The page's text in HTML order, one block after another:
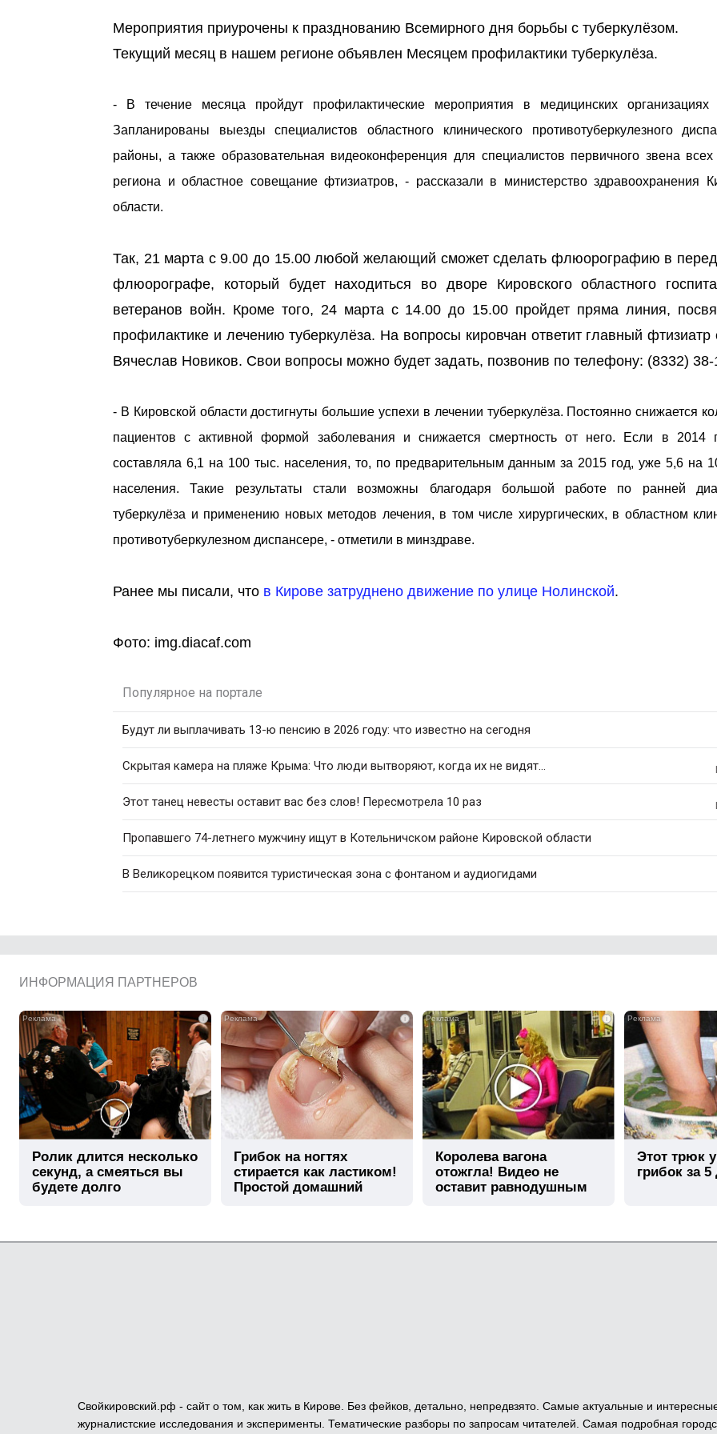
Мероприятия приурочены к празднованию Всемирного дня борьбы с туберкулёзом.
Текущий месяц в нашем регионе объявлен Месяцем профилактики туберкулёза.
- В течение месяца пройдут профилактические мероприятия в медицинских организациях
Запланированы выезды специалистов областного клинического противотуберкулезного
районы, а также образовательная видеоконференция для специалистов первичного звена всех
региона и областное совещание фтизиатров, - рассказали в министерство здравоохранения
области.
Так, 21 марта с 9.00 до 15.00 любой желающий сможет сделать флюорографию в
флюорографе, который будет находиться во дворе Кировского областного
ветеранов войн. Кроме того, 24 марта с 14.00 до 15.00 пройдет пряма линия,
профилактике и лечению туберкулёза. На вопросы кировчан ответит главный фтизиатр
Вячеслав Новиков. Свои вопросы можно будет задать, позвонив по телефону: (8332) 38-
- В Кировской области достигнуты большие успехи в лечении туберкулёза. Постоянно снижается
пациентов с активной формой заболевания и снижается смертность от него. Если в 2014
составляла 6,1 на 100 тыс. населения, то, по предварительным данным за 2015 год, уже 5,6 на
населения. Такие результаты стали возможны благодаря большой работе по ранней
туберкулёза и применению новых методов лечения, в том числе хирургических, в областном
противотуберкулезном диспансере, - отметили в минздраве.
Ранее мы писали, что в Кирове затруднено движение по улице Нолинской.
Фото: img.diacaf.com
Популярное на портале
Будут ли выплачивать 13-ю пенсию в 2026 году: что известно на сегодня
Скрытая камера на пляже Крыма: Что люди вытворяют, когда их не видят...
Этот танец невесты оставит вас без слов! Пересмотрела 10 раз
Пропавшего 74-летнего мужчину ищут в Котельничском районе Кировской области
В Великорецком появится туристическая зона с фонтаном и аудиогидами
ИНФОРМАЦИЯ ПАРТНЕРОВ
i
Ролик длится несколько
секунд, а смеяться вы
будете долго
i
Грибок на ногтях
стирается как ластиком!
Простой домашний
i
Королева вагона
отожгла! Видео не
оставит равнодушным
Этот трюк
грибок за 5
Свойкировский.рф - сайт о том, как жить в Кирове. Без фейков, детально, непредвзято. Самые актуальные и
журналистские исследования и эксперименты. Тематические разборы по запросам читателей. Самая подробная